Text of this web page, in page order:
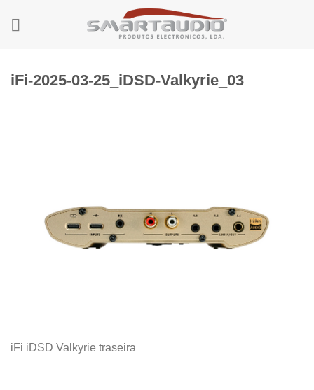
iFi-2025-03-25_iDSD-Valkyrie_03
iFi iDSD Valkyrie traseira